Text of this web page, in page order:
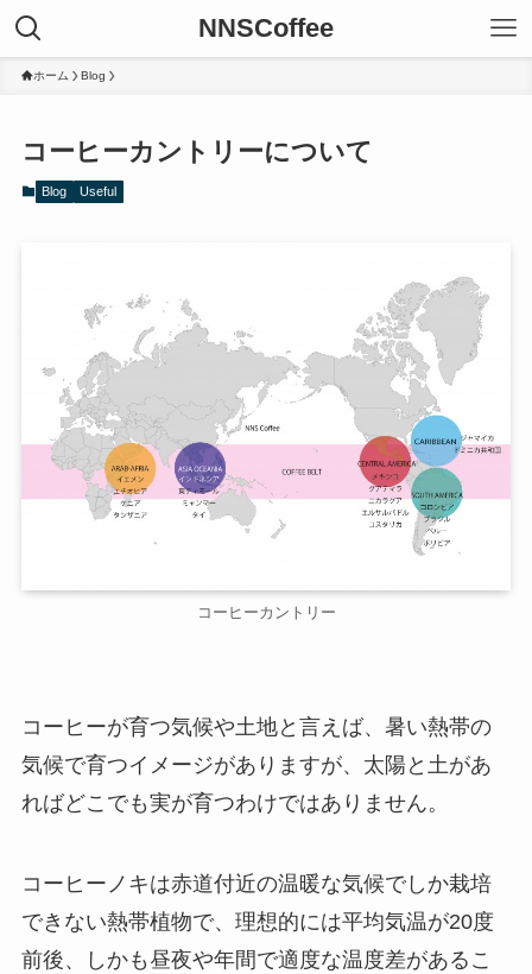
NNSCoffee
ホーム Blog
コーヒーカントリーについて
Blog Useful
コーヒーカントリー
コーヒーが育つ気候や土地と言えば、暑い熱帯の
気候で育つイメージがありますが、太陽と土があ
ればどこでも実が育つわけではありません。
コーヒーノキは赤道付近の温暖な気候でしか栽培
できない熱帯植物で、理想的には平均気温が20度
前後、しかも昼夜や年間で適度な温度差があるこ